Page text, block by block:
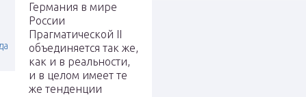
Германия в мире
России
Прагматической II
объединяется так же,
как и в реальности,
и в целом имеет те
же тенденции